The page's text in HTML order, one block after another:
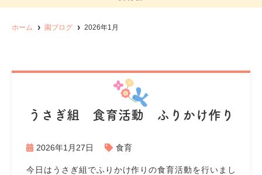
ホーム 園ブログ 2026年1月
うさぎ組 食育活動 ふりかけ作り
2026年1月27日 食育
今日はうさぎ組でふりかけ作りの食育活動を行いまし